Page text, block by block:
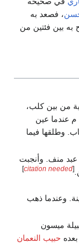
، فصعد به
به بين فئتين من
من بين كلب،
جنوب سوريا. وقد أنجبت له يزيد الأول في 645 م عندما عين
وطلقها فيما
عبد منف. وأنجبت
[
citation needed
]
وعندما ذهب
ميسون
حبيب النعمان